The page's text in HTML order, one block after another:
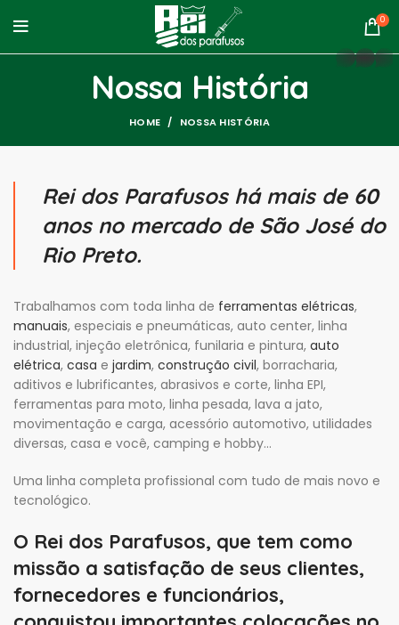
0
Nossa História
HOME NOSSA HISTÓRIA
Rei dos Parafusos há mais de 60
anos no mercado de São José do
Rio Preto.
Trabalhamos com toda linha de ferramentas elétricas,
manuais, especiais e pneumáticas, auto center, linha
industrial, injeção eletrônica, funilaria e pintura, auto
elétrica, casa e jardim, construção civil, borracharia,
aditivos e lubrificantes, abrasivos e corte, linha EPI,
ferramentas para moto, linha pesada, lava a jato,
movimentação e carga, acessório automotivo, utilidades
diversas, casa e você, camping e hobby…
Uma linha completa profissional com tudo de mais novo e
tecnológico.
O Rei dos Parafusos, que tem como
missão a satisfação de seus clientes,
fornecedores e funcionários,
whatsapp